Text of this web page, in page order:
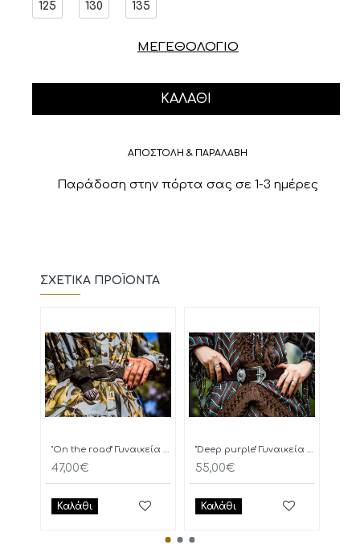
125 130 135
ΚΑΛΆΘΙ
ΜΕΓΕΘΟΛΟΓΙΟ
ΑΠΟΣΤΟΛΗ & ΠΑΡΑΛΑΒΗ
Παράδοση στην πόρτα σας σε 1-3 ημέρες
ΣΧΕΤΙΚΆ ΠΡΟΪΌΝΤΑ
"On the road" Γυναικεία Ζώνη
47,00€
Καλάθι
"Deep purple" Γυναικεία Ζώνη
55,00€
Καλάθι